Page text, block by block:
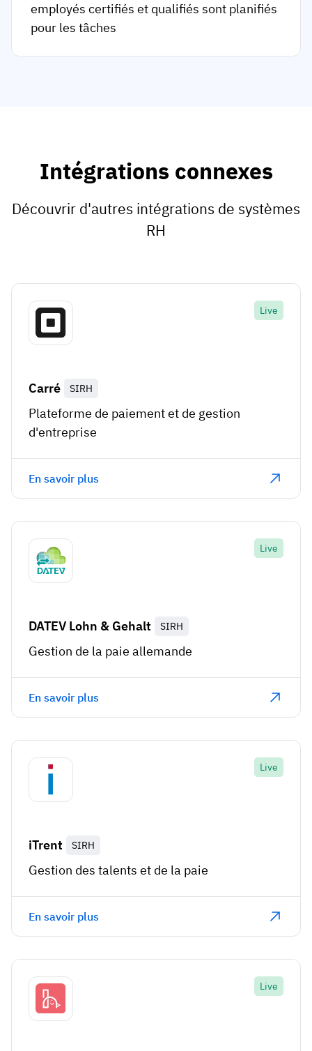
employés certifiés et qualifiés sont planifiés
pour les tâches
Intégrations connexes
Découvrir d'autres intégrations de systèmes
RH
Live
Carré SIRH
Plateforme de paiement et de gestion
d'entreprise
En savoir plus
Live
DATEV Lohn & Gehalt SIRH
Gestion de la paie allemande
En savoir plus
Live
iTrent SIRH
Gestion des talents et de la paie
En savoir plus
Live